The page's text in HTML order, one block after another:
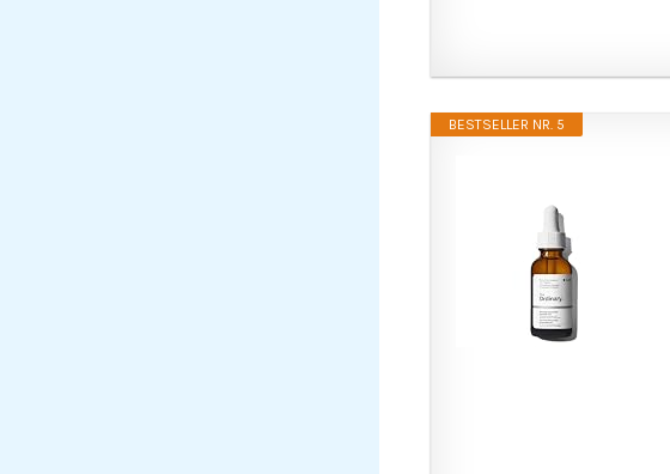
BESTSELLER NR. 5